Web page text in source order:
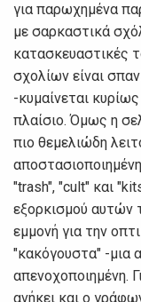
για παρωχημένα
με σαρκαστικά
κατασκευαστικές
σχολίων είναι
-κυμαίνεται
πλαίσιο. Όμως η
πιο θεμελιώδη
"trash", "cult" και
εξορκισμού αυτών
εμμονή για την
"κακόγουστα" -μια
απενοχοποιημένη.
ανήκει και ο